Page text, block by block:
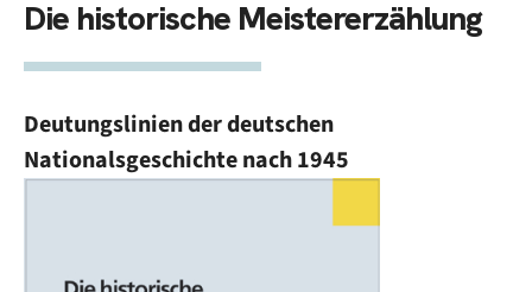
Die historische Meistererzählung
Deutungslinien der deutschen
Nationalsgeschichte nach 1945